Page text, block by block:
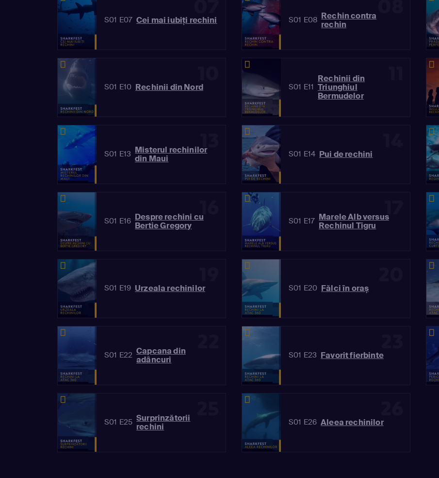
S01 E07 Cei mai iubiți rechini S01 E08 Rechin contra
rechin
S01 E10 Rechinii din Nord S01 E11
Rechinii din
Triunghiul
Bermudelor
S01 E13 Misterul rechinilor
din Maui
S01 E14 Pui de rechini
S01 E16 Despre rechini cu
Bertie Gregory
S01 E17 Marele Alb versus
Rechinul Tigru
S01 E19 Urzeala rechinilor S01 E20 Fălci în oraș
S01 E22 Capcana din
adâncuri
S01 E23 Favorit fierbinte
S01 E25 Surprinzătorii
rechini
S01 E26 Aleea rechinilor